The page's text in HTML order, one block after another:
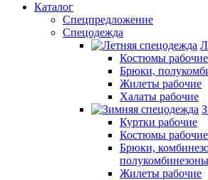
Каталог
Спецпредложение
Спецодежда
Костюмы рабочие
Брюки,
Жилеты рабочие
Халаты рабочие
Куртки рабочие
Костюмы рабочие
Брюки,
полукомбинезоны
Жилеты рабочие